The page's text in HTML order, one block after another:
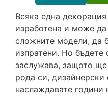
Всяка една
изработена и може
сложните модели, да
изпратени. Но бъдете
заслужава, защото
рода си,
наслаждавате години